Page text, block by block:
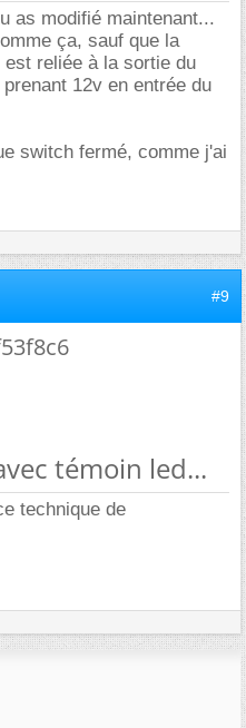
as modifié maintenant...
ça, sauf que la
reliée à la sortie du
12v en entrée du
switch fermé, comme j'ai
#9
témoin led...
technique de